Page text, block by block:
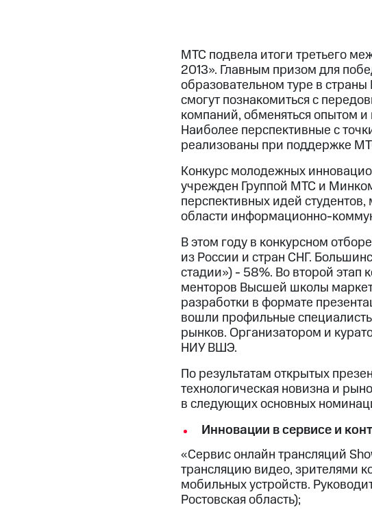
МТС подвела итоги третьего
2013». Главным призом для
образовательном туре в
смогут познакомиться с
компаний, обменяться опытом
Наиболее перспективные с
реализованы при поддержке
Конкурс молодежных
учрежден Группой МТС и
перспективных идей
области информационно-
В этом году в конкурсном
из России и стран СНГ.
стадии») - 58%. Во второй этап
менторов Высшей школы
разработки в формате
вошли профильные
рынков. Организатором и
НИУ ВШЭ.
По результатам открытых
технологическая новизна и
в следующих основных
Инновации в сервисе и
«Сервис онлайн трансляций
трансляцию видео, зрителями
мобильных устройств.
Ростовская область);